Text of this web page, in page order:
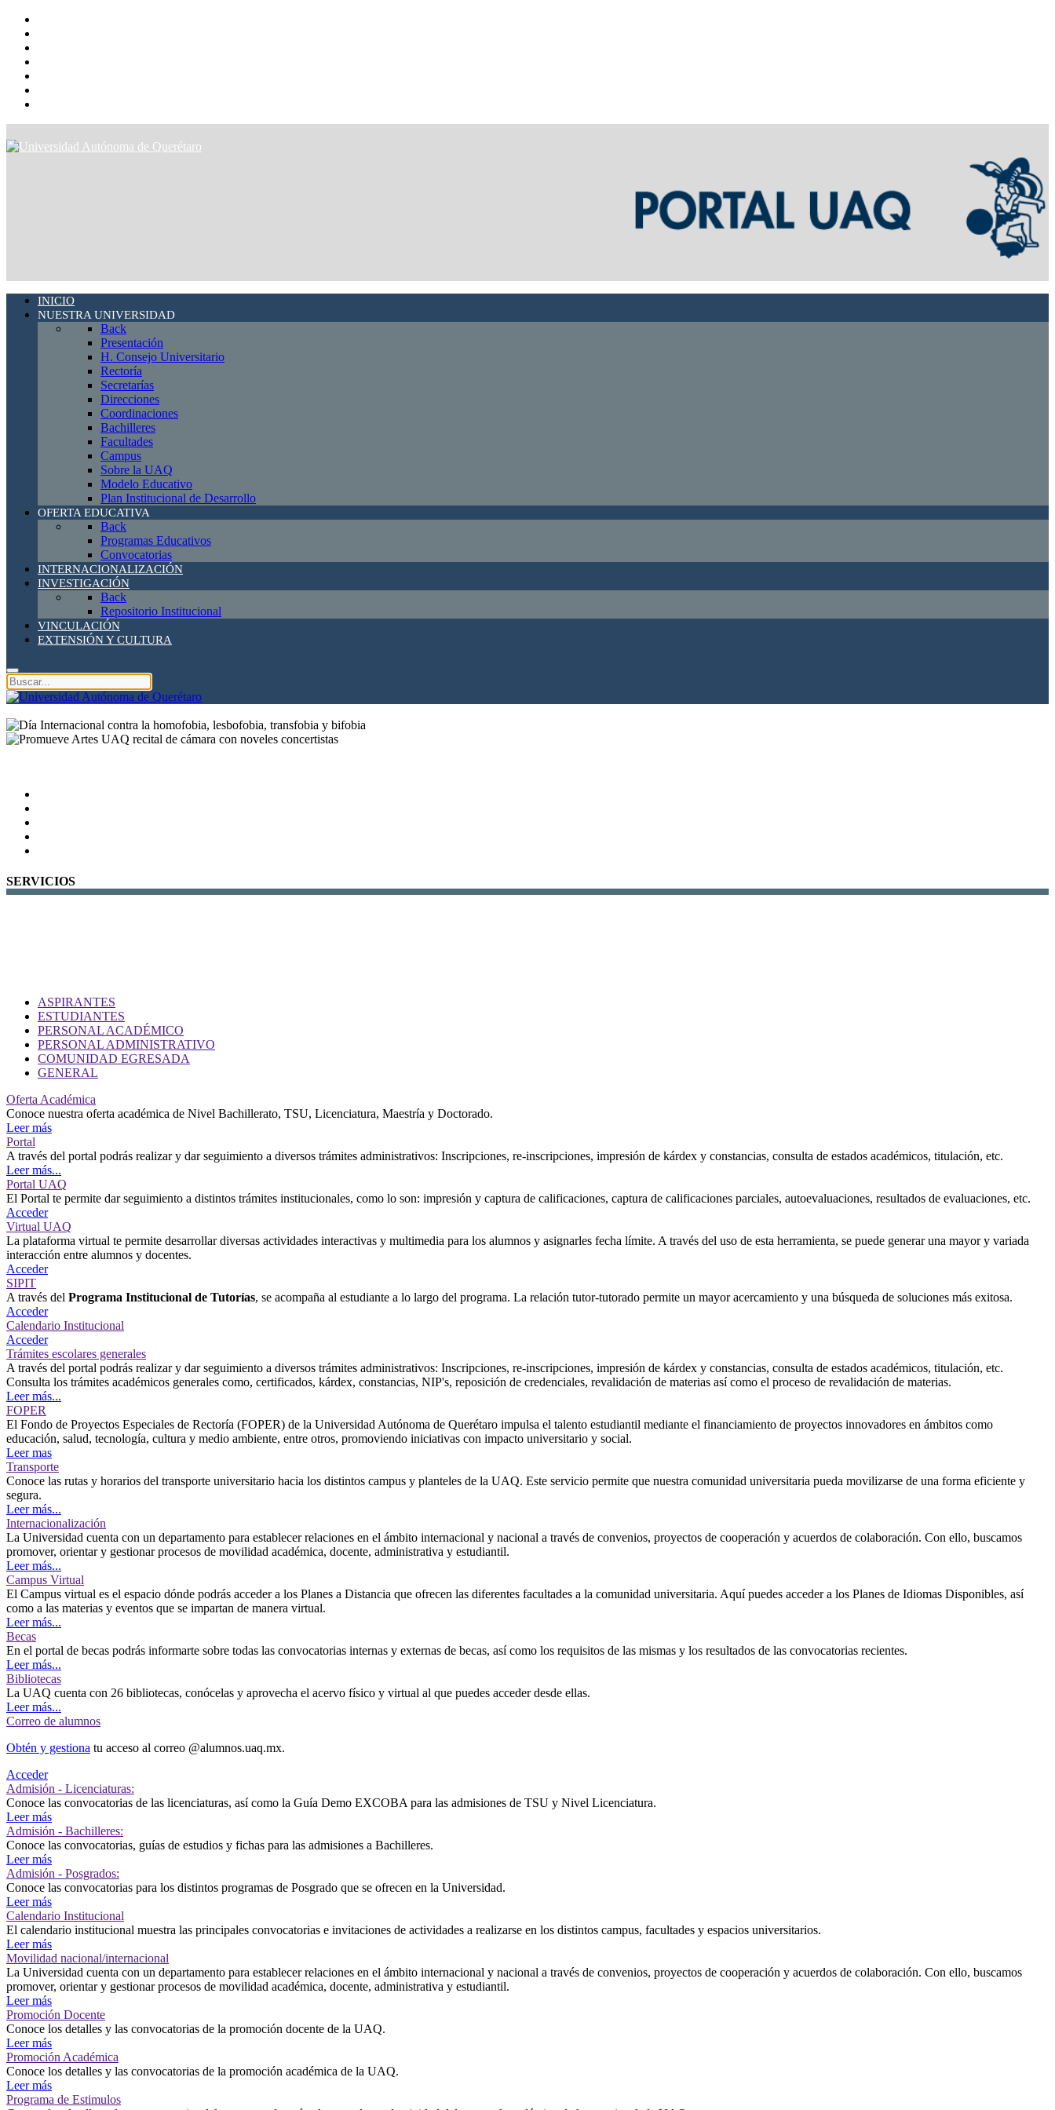
INICIO
NUESTRA UNIVERSIDAD
Back
Presentación
H. Consejo Universitario
Rectoría
Secretarías
Direcciones
Coordinaciones
Bachilleres
Facultades
Campus
Sobre la UAQ
Modelo Educativo
Plan Institucional de Desarrollo
OFERTA EDUCATIVA
Back
Programas Educativos
Convocatorias
INTERNACIONALIZACIÓN
INVESTIGACIÓN
Back
Repositorio Institucional
VINCULACIÓN
EXTENSIÓN Y CULTURA
SERVICIOS
ASPIRANTES
ESTUDIANTES
PERSONAL ACADÉMICO
PERSONAL ADMINISTRATIVO
COMUNIDAD EGRESADA
GENERAL
Oferta Académica
Conoce nuestra oferta académica de Nivel Bachillerato, TSU, Licenciatura, Maestría y Doctorado.
Leer más
Portal
A través del portal podrás realizar y dar seguimiento a diversos trámites administrativos: Inscripciones, re-inscripciones, impresión de kárdex y constancias, consulta de estados académicos, titulación, etc.
Leer más...
Portal UAQ
El Portal te permite dar seguimiento a distintos trámites institucionales, como lo son: impresión y captura de calificaciones, captura de calificaciones parciales, autoevaluaciones, resultados de evaluaciones, etc.
Acceder
Virtual UAQ
La plataforma virtual te permite desarrollar diversas actividades interactivas y multimedia para los alumnos y asignarles fecha límite. A través del uso de esta herramienta, se puede generar una mayor y variada
interacción entre alumnos y docentes.
Acceder
SIPIT
A través del Programa Institucional de Tutorías, se acompaña al estudiante a lo largo del programa. La relación tutor-tutorado permite un mayor acercamiento y una búsqueda de soluciones más exitosa.
Acceder
Calendario Institucional
Acceder
Trámites escolares generales
A través del portal podrás realizar y dar seguimiento a diversos trámites administrativos: Inscripciones, re-inscripciones, impresión de kárdex y constancias, consulta de estados académicos, titulación, etc.
Consulta los trámites académicos generales como, certificados, kárdex, constancias, NIP's, reposición de credenciales, revalidación de materias así como el proceso de revalidación de materias.
Leer más...
FOPER
El Fondo de Proyectos Especiales de Rectoría (FOPER) de la Universidad Autónoma de Querétaro impulsa el talento estudiantil mediante el financiamiento de proyectos innovadores en ámbitos como
educación, salud, tecnología, cultura y medio ambiente, entre otros, promoviendo iniciativas con impacto universitario y social.
Leer mas
Transporte
Conoce las rutas y horarios del transporte universitario hacia los distintos campus y planteles de la UAQ. Este servicio permite que nuestra comunidad universitaria pueda movilizarse de una forma eficiente y
segura.
Leer más...
Internacionalización
La Universidad cuenta con un departamento para establecer relaciones en el ámbito internacional y nacional a través de convenios, proyectos de cooperación y acuerdos de colaboración. Con ello, buscamos
promover, orientar y gestionar procesos de movilidad académica, docente, administrativa y estudiantil.
Leer más...
Campus Virtual
El Campus virtual es el espacio dónde podrás acceder a los Planes a Distancia que ofrecen las diferentes facultades a la comunidad universitaria. Aquí puedes acceder a los Planes de Idiomas Disponibles, así
como a las materias y eventos que se impartan de manera virtual.
Leer más...
Becas
En el portal de becas podrás informarte sobre todas las convocatorias internas y externas de becas, así como los requisitos de las mismas y los resultados de las convocatorias recientes.
Leer más...
Bibliotecas
La UAQ cuenta con 26 bibliotecas, conócelas y aprovecha el acervo físico y virtual al que puedes acceder desde ellas.
Leer más...
Correo de alumnos
Obtén y gestiona tu acceso al correo @alumnos.uaq.mx.
Acceder
Admisión - Licenciaturas:
Conoce las convocatorias de las licenciaturas, así como la Guía Demo EXCOBA para las admisiones de TSU y Nivel Licenciatura.
Leer más
Admisión - Bachilleres:
Conoce las convocatorias, guías de estudios y fichas para las admisiones a Bachilleres.
Leer más
Admisión - Posgrados:
Conoce las convocatorias para los distintos programas de Posgrado que se ofrecen en la Universidad.
Leer más
Calendario Institucional
El calendario institucional muestra las principales convocatorias e invitaciones de actividades a realizarse en los distintos campus, facultades y espacios universitarios.
Leer más
Movilidad nacional/internacional
La Universidad cuenta con un departamento para establecer relaciones en el ámbito internacional y nacional a través de convenios, proyectos de cooperación y acuerdos de colaboración. Con ello, buscamos
promover, orientar y gestionar procesos de movilidad académica, docente, administrativa y estudiantil.
Leer más
Promoción Docente
Conoce los detalles y las convocatorias de la promoción docente de la UAQ.
Leer más
Promoción Académica
Conoce los detalles y las convocatorias de la promoción académica de la UAQ.
Leer más
Programa de Estimulos